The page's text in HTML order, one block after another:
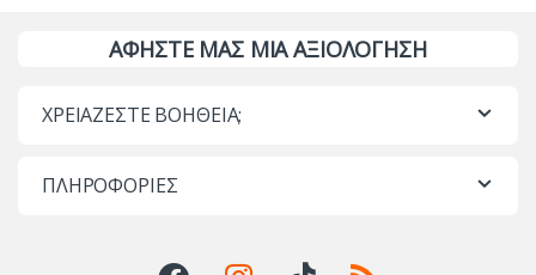
ΑΦΗΣΤΕ ΜΑΣ ΜΙΑ ΑΞΙΟΛΟΓΗΣΗ
ΧΡΕΙΑΖΕΣΤΕ ΒΟΗΘΕΙΑ;
ΠΛΗΡΟΦΟΡΙΕΣ